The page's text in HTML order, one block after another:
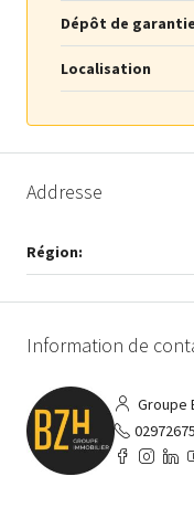
Dépôt de garantie
Localisation
Addresse
Région:
Information de
Groupe